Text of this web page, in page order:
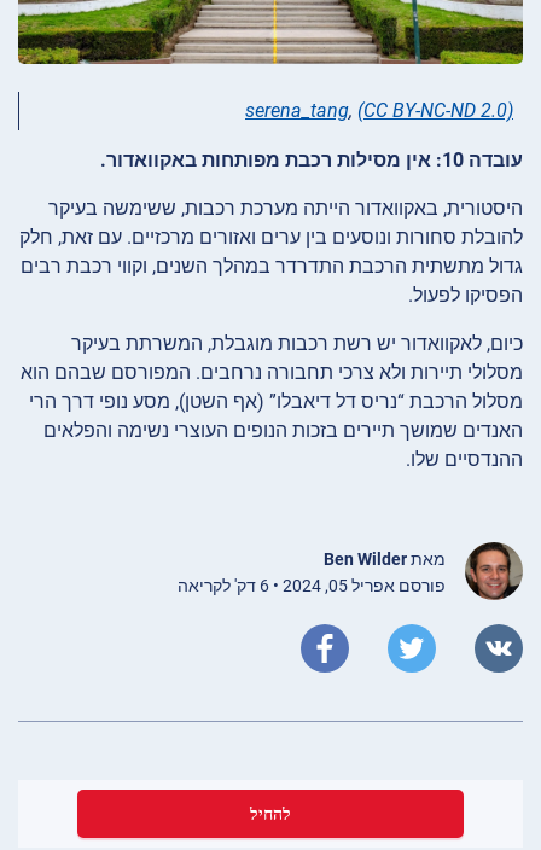
serena_tang, (CC BY-NC-ND 2.0)
עובדה 10: אין מסילות רכבת מפותחות באקוואדור.
היסטורית, באקוואדור הייתה מערכת רכבות, ששימשה בעיקר
להובלת סחורות ונוסעים בין ערים ואזורים מרכזיים. עם זאת, חלק
גדול מתשתית הרכבת התדרדר במהלך השנים, וקווי רכבת רבים
הפסיקו לפעול.
כיום, לאקוואדור יש רשת רכבות מוגבלת, המשרתת בעיקר
מסלולי תיירות ולא צרכי תחבורה נרחבים. המפורסם שבהם הוא
מסלול הרכבת “נריס דל דיאבלו” (אף השטן), מסע נופי דרך הרי
האנדים שמושך תיירים בזכות הנופים העוצרי נשימה והפלאים
ההנדסיים שלו.
מאתBen Wilder
פורסם אפריל 05, 2024 • 6 דק' לקריאה
להחיל